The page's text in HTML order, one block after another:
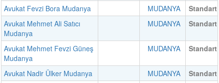
Avukat Fevzi Bora Mudanya
MUDANYA
Standart
Avukat Mehmet Ali Satıcı
Mudanya
MUDANYA Standart
Avukat Mehmet Fevzi Güneş
Mudanya
MUDANYA Standart
Avukat Nadir Ülker Mudanya MUDANYA
Standart